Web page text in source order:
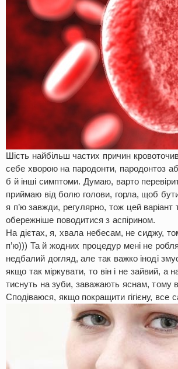
Шість найбільш частих причин
себе хворою на пародонти, пародонтоз
б й інші симптоми. Думаю, варто
приймаю від болю голови, горла, щоб
я п’ю завжди, регулярно, тож цей варіант
обережніше поводитися з аспірином.
На дієтах, я, хвала небесам, не сиджу,
п’ю))) Та й жодних процедур мені не
недбалий догляд, але так важко іноді
якщо так міркувати, то він і не зайвий, а
тиснуть на зуби, заважають яснам, тому
Сподіваюся, якщо покращити гігієну, все